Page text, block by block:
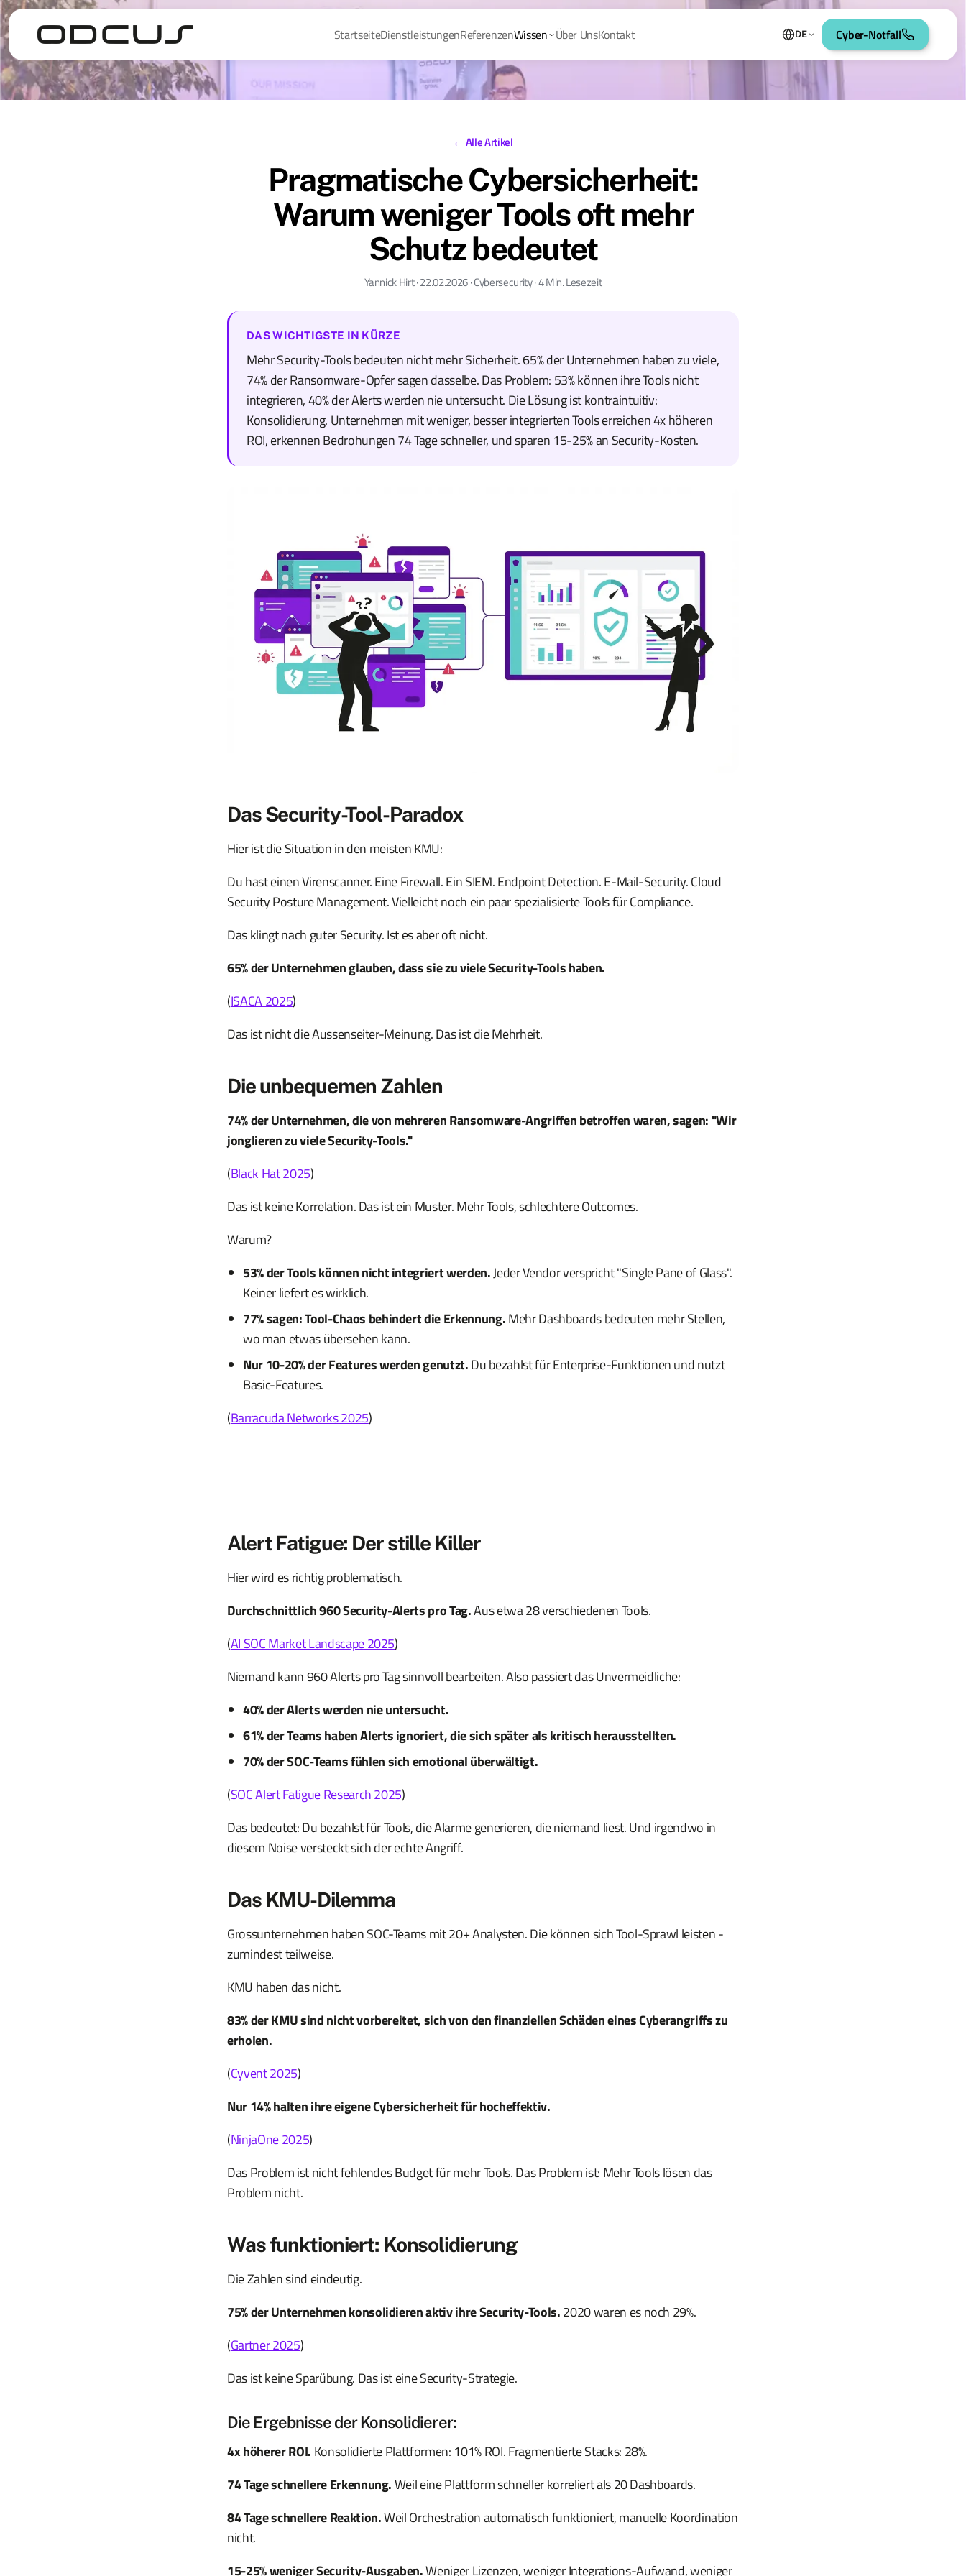
StartseiteDienstleistungenReferenzenWissen Über UnsKontakt DE Cyber-Notfall
← Alle Artikel
Pragmatische Cybersicherheit:
Warum weniger Tools oft mehr
Schutz bedeutet
Yannick Hirt · 22.02.2026 · Cybersecurity · 4 Min. Lesezeit
DAS WICHTIGSTE IN KÜRZE
Mehr Security-Tools bedeuten nicht mehr Sicherheit. 65% der Unternehmen haben zu viele,
74% der Ransomware-Opfer sagen dasselbe. Das Problem: 53% können ihre Tools nicht
integrieren, 40% der Alerts werden nie untersucht. Die Lösung ist kontraintuitiv:
Konsolidierung. Unternehmen mit weniger, besser integrierten Tools erreichen 4x höheren
ROI, erkennen Bedrohungen 74 Tage schneller, und sparen 15-25% an Security-Kosten.
Das Security-Tool-Paradox
Hier ist die Situation in den meisten KMU:
Du hast einen Virenscanner. Eine Firewall. Ein SIEM. Endpoint Detection. E-Mail-Security. Cloud
Security Posture Management. Vielleicht noch ein paar spezialisierte Tools für Compliance.
Das klingt nach guter Security. Ist es aber oft nicht.
65% der Unternehmen glauben, dass sie zu viele Security-Tools haben.
(ISACA 2025)
Das ist nicht die Aussenseiter-Meinung. Das ist die Mehrheit.
Die unbequemen Zahlen
74% der Unternehmen, die von mehreren Ransomware-Angriffen betroffen waren, sagen: "Wir
jonglieren zu viele Security-Tools."
(Black Hat 2025)
Das ist keine Korrelation. Das ist ein Muster. Mehr Tools, schlechtere Outcomes.
Warum?
53% der Tools können nicht integriert werden.Jeder Vendor verspricht "Single Pane of Glass".
Keiner liefert es wirklich.
77% sagen: Tool-Chaos behindert die Erkennung.Mehr Dashboards bedeuten mehr Stellen,
wo man etwas übersehen kann.
Nur 10-20% der Features werden genutzt.Du bezahlst für Enterprise-Funktionen und nutzt
Basic-Features.
(Barracuda Networks 2025)
Alert Fatigue: Der stille Killer
Hier wird es richtig problematisch.
Durchschnittlich 960 Security-Alerts pro Tag.Aus etwa 28 verschiedenen Tools.
(AI SOC Market Landscape 2025)
Niemand kann 960 Alerts pro Tag sinnvoll bearbeiten. Also passiert das Unvermeidliche:
40% der Alerts werden nie untersucht.
61% der Teams haben Alerts ignoriert, die sich später als kritisch herausstellten.
70% der SOC-Teams fühlen sich emotional überwältigt.
(SOC Alert Fatigue Research 2025)
Das bedeutet: Du bezahlst für Tools, die Alarme generieren, die niemand liest. Und irgendwo in
diesem Noise versteckt sich der echte Angriff.
Das KMU-Dilemma
Grossunternehmen haben SOC-Teams mit 20+ Analysten. Die können sich Tool-Sprawl leisten -
zumindest teilweise.
KMU haben das nicht.
83% der KMU sind nicht vorbereitet, sich von den finanziellen Schäden eines Cyberangriffs zu
erholen.
(Cyvent 2025)
Nur 14% halten ihre eigene Cybersicherheit für hocheffektiv.
(NinjaOne 2025)
Das Problem ist nicht fehlendes Budget für mehr Tools. Das Problem ist: Mehr Tools lösen das
Problem nicht.
Was funktioniert: Konsolidierung
Die Zahlen sind eindeutig.
75% der Unternehmen konsolidieren aktiv ihre Security-Tools.2020 waren es noch 29%.
(Gartner 2025)
Das ist keine Sparübung. Das ist eine Security-Strategie.
Die Ergebnisse der Konsolidierer:
4x höherer ROI. Konsolidierte Plattformen: 101% ROI. Fragmentierte Stacks: 28%.
74 Tage schnellere Erkennung.Weil eine Plattform schneller korreliert als 20 Dashboards.
84 Tage schnellere Reaktion.Weil Orchestration automatisch funktioniert, manuelle Koordination
nicht.
15-25% weniger Security-Ausgaben.Weniger Lizenzen, weniger Integrations-Aufwand, weniger